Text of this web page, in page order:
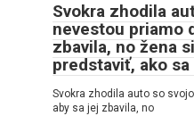
Svokra zhodila
nevestou priamo
zbavila, no žena
predstaviť, ako
Svokra zhodila auto so
aby sa jej zbavila, no